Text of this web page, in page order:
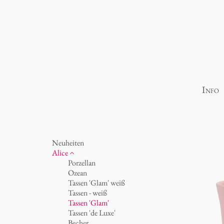
Info
Neuheiten
Alice
Porzellan
Ozean
Tassen 'Glam' weiß
Tassen - weiß
Tassen 'Glam'
Tassen 'de Luxe'